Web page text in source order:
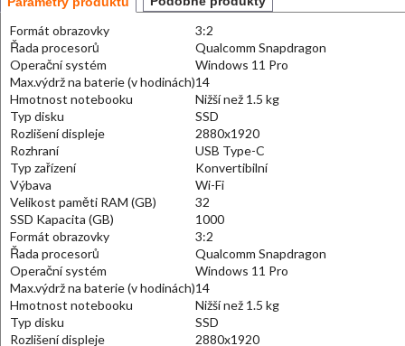
Formát obrazovky
3:2
Řada procesorů
Qualcomm Snapdragon
Operační systém
Windows 11 Pro
Max.výdrž na baterie (v hodinách)14
Hmotnost notebooku
Nižší než 1.5 kg
Typ disku
SSD
Rozlišení displeje
2880x1920
Rozhraní
USB Type-C
Typ zařízení
Konvertibilní
Výbava
Wi-Fi
Velikost paměti RAM (GB)
32
SSD Kapacita (GB)
1000
Formát obrazovky
3:2
Řada procesorů
Qualcomm Snapdragon
Operační systém
Windows 11 Pro
Max.výdrž na baterie (v hodinách)14
Hmotnost notebooku
Nižší než 1.5 kg
Typ disku
SSD
Rozlišení displeje
2880x1920